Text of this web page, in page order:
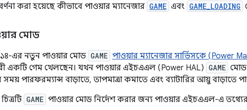
করা হয়েছে কীভাবে পাওয়ার ম্যানেজার GAME এবং GAME_LOADING
মোড
১৪-এর নতুন পাওয়ার মোড GAME পাওয়ার ম্যানেজার সার্ভিসকে (Power
একটি গেম খেলছেন। যখন পাওয়ার এইচএএল (Power HAL) GAME মোড
সময় পারফরম্যান্স বাড়াতে, তাপমাত্রা কমাতে এবং ব্যাটারির আয়ু বাড়াতে
GAME পাওয়ার মোড নির্দেশ করার জন্য পাওয়ার এইচএএল-এ তথ্যের